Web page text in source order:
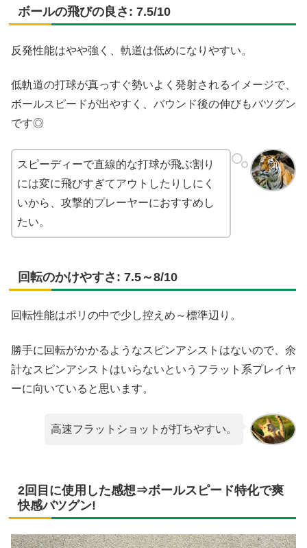
ボールの飛びの良さ: 7.5/10
反発性能はやや強く、軌道は低めになりやすい。
低軌道の打球が真っすぐ勢いよく発射されるイメージで、
ボールスピードが出やすく、バウンド後の伸びもバツグン
です◎
スピーディーで直線的な打球が飛ぶ割り
には変に飛びすぎてアウトしたりしにく
いから、攻撃的プレーヤーにおすすめし
たい。
回転のかけやすさ: 7.5～8/10
回転性能はポリの中で少し控えめ～標準辺り。
勝手に回転がかかるようなスピンアシストはないので、余
計なスピンアシストはいらないというフラット系プレイヤ
ーに向いていると思います。
高速フラットショットが打ちやすい。
2回目に使用した感想⇒ボールスピード特化で爽
快感バツグン!